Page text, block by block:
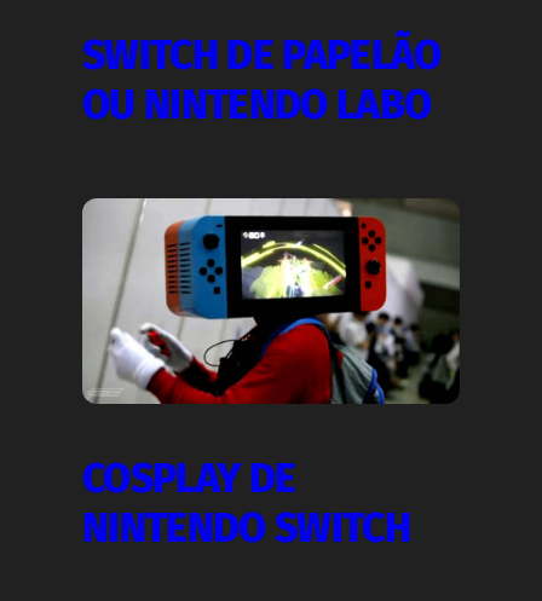
SWITCH DE PAPELÃO
OU NINTENDO LABO
COSPLAY DE
NINTENDO SWITCH